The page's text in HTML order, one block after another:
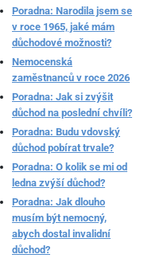
Poradna: Narodila jsem se
v roce 1965, jaké mám
důchodové možnosti?
Nemocenská
zaměstnanců v roce 2026
Poradna: Jak si zvýšit
důchod na poslední chvíli?
Poradna: Budu vdovský
důchod pobírat trvale?
Poradna: O kolik se mi od
ledna zvýší důchod?
Poradna: Jak dlouho
musím být nemocný,
abych dostal invalidní
důchod?